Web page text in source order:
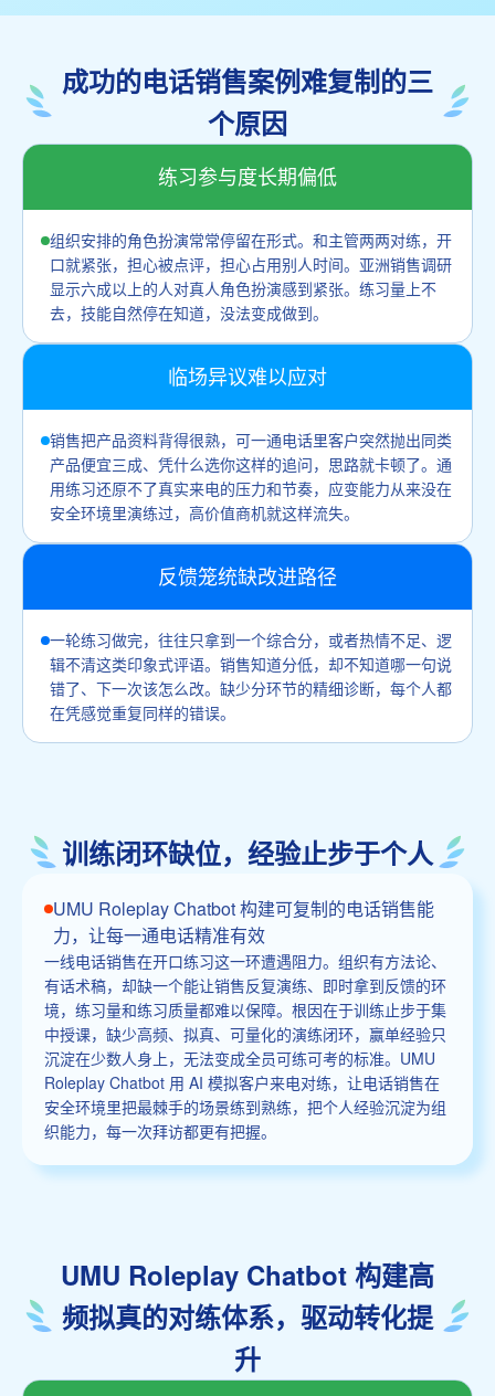
成功的电话销售案例难复制的三
个原因
练习参与度长期偏低
组织安排的角色扮演常常停留在形式。和主管两两对练，开
口就紧张，担心被点评，担心占用别人时间。亚洲销售调研
显示六成以上的人对真人角色扮演感到紧张。练习量上不
去，技能自然停在知道，没法变成做到。
临场异议难以应对
销售把产品资料背得很熟，可一通电话里客户突然抛出同类
产品便宜三成、凭什么选你这样的追问，思路就卡顿了。通
用练习还原不了真实来电的压力和节奏，应变能力从来没在
安全环境里演练过，高价值商机就这样流失。
反馈笼统缺改进路径
一轮练习做完，往往只拿到一个综合分，或者热情不足、逻
辑不清这类印象式评语。销售知道分低，却不知道哪一句说
错了、下一次该怎么改。缺少分环节的精细诊断，每个人都
在凭感觉重复同样的错误。
训练闭环缺位，经验止步于个人
UMU Roleplay Chatbot 构建可复制的电话销售能
力，让每一通电话精准有效
一线电话销售在开口练习这一环遭遇阻力。组织有方法论、
有话术稿，却缺一个能让销售反复演练、即时拿到反馈的环
境，练习量和练习质量都难以保障。根因在于训练止步于集
中授课，缺少高频、拟真、可量化的演练闭环，赢单经验只
沉淀在少数人身上，无法变成全员可练可考的标准。UMU
Roleplay Chatbot 用 AI 模拟客户来电对练，让电话销售在
安全环境里把最棘手的场景练到熟练，把个人经验沉淀为组
织能力，每一次拜访都更有把握。
UMU Roleplay Chatbot 构建高
频拟真的对练体系，驱动转化提
升